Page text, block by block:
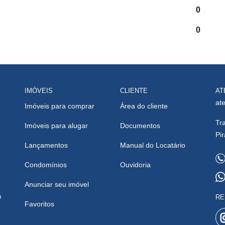
0
0
IMÓVEIS
Imóveis para comprar
Imóveis para alugar
Lançamentos
Condomínios
Anunciar seu imóvel
Favoritos
CLIENTE
Área do cliente
Documentos
Manual do Locatário
Ouvidoria